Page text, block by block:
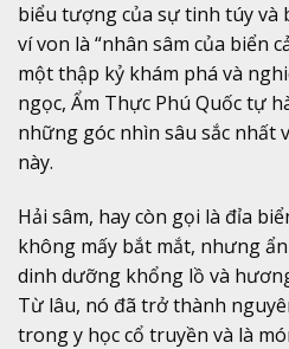
biểu tượng của sự tinh túy
ví von là “nhân sâm của biển
một thập kỷ khám phá và
ngọc, Ẩm Thực Phú Quốc tự
những góc nhìn sâu sắc nhất
này.
Hải sâm, hay còn gọi là đỉa
không mấy bắt mắt, nhưng
dinh dưỡng khổng lồ và
Từ lâu, nó đã trở thành
trong y học cổ truyền và là